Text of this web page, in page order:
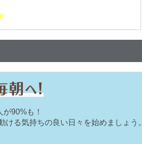
90%も！
る気持ちの良い日々を始めましょう。